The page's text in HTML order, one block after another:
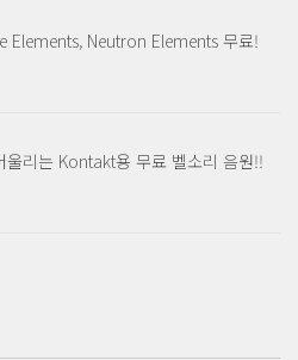
Elements, Neutron Elements 무료!
울리는 Kontakt용 무료 벨소리 음원!!